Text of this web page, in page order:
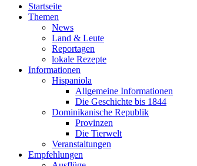
Startseite
Themen
News
Land & Leute
Reportagen
lokale Rezepte
Informationen
Hispaniola
Allgemeine Informationen
Die Geschichte bis 1844
Dominikanische Republik
Provinzen
Die Tierwelt
Veranstaltungen
Empfehlungen